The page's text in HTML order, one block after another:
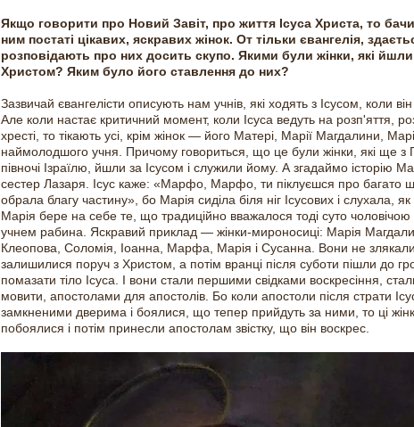
Якщо говорити про Новий Завіт, про життя Ісуса Христа, то
ним постаті цікавих, яскравих жінок. От тільки євангелія,
розповідають про них досить скупо. Якими були жінки, які
Христом? Яким було його ставлення до них?
Зазвичай євангелісти описують нам учнів, які ходять з Ісусом, коли
Але коли настає критичний момент, коли Ісуса ведуть на розп'яття,
хресті, то тікають усі, крім жінок — його Матері, Марії Магдалини,
наймолодшого учня. Причому говориться, що це були жінки, які ще з
півночі Ізраїлю, йшли за Ісусом і служили йому. А згадаймо історію
сестер Лазаря. Ісус каже: «Марфо, Марфо, ти піклуєшся про багато
обрала благу частину», бо Марія сиділа біля ніг Ісусових і слухала, як
Марія бере на себе те, що традиційно вважалося тоді суто
учнем рабина. Яскравий приклад — жінки-мироносиці: Марія
Клеопова, Соломія, Іоанна, Марфа, Марія і Сусанна. Вони не
залишилися поруч з Христом, а потім вранці після суботи пішли до
помазати тіло Ісуса. І вони стали першими свідками воскресіння,
мовити, апостолами для апостолів. Бо коли апостоли після страти
замкненими дверима і боялися, що тепер прийдуть за ними, то ці
побоялися і потім принесли апостолам звістку, що він воскрес.